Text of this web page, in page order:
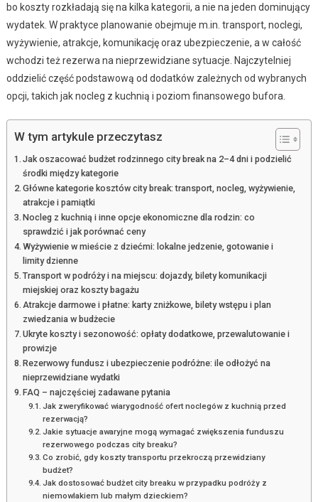
bo koszty rozkładają się na kilka kategorii, a nie na jeden dominujący
wydatek. W praktyce planowanie obejmuje m.in. transport, noclegi,
wyżywienie, atrakcje, komunikację oraz ubezpieczenie, a w całość
wchodzi też rezerwa na nieprzewidziane sytuacje. Najczytelniej
oddzielić część podstawową od dodatków zależnych od wybranych
opcji, takich jak nocleg z kuchnią i poziom finansowego bufora.
W tym artykule przeczytasz
Jak oszacować budżet rodzinnego city break na 2–4 dni i podzielić
środki między kategorie
Główne kategorie kosztów city break: transport, nocleg, wyżywienie,
atrakcje i pamiątki
Nocleg z kuchnią i inne opcje ekonomiczne dla rodzin: co
sprawdzić i jak porównać ceny
Wyżywienie w mieście z dziećmi: lokalne jedzenie, gotowanie i
limity dzienne
Transport w podróży i na miejscu: dojazdy, bilety komunikacji
miejskiej oraz koszty bagażu
Atrakcje darmowe i płatne: karty zniżkowe, bilety wstępu i plan
zwiedzania w budżecie
Ukryte koszty i sezonowość: opłaty dodatkowe, przewalutowanie i
prowizje
Rezerwowy fundusz i ubezpieczenie podróżne: ile odłożyć na
nieprzewidziane wydatki
FAQ – najczęściej zadawane pytania
Jak zweryfikować wiarygodność ofert noclegów z kuchnią przed
rezerwacją?
Jakie sytuacje awaryjne mogą wymagać zwiększenia funduszu
rezerwowego podczas city breaku?
Co zrobić, gdy koszty transportu przekroczą przewidziany
budżet?
Jak dostosować budżet city breaku w przypadku podróży z
niemowlakiem lub małym dzieckiem?